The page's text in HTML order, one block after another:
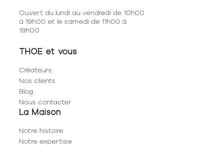
Ouvert du lundi au vendredi de 10h00
à 19h00 et le samedi de 11h00 à
19h00
THOE et vous
Créateurs
Nos clients
Blog
Nous contacter
La Maison
Notre histoire
Notre expertise